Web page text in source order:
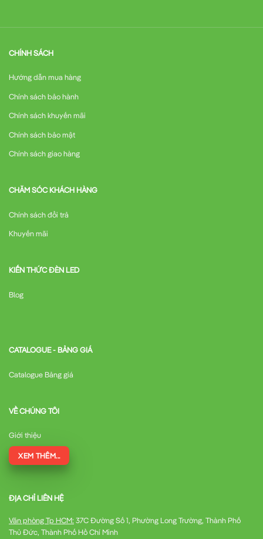
CHÍNH SÁCH
Hướng dẫn mua hàng
Chính sách bảo hành
Chính sách khuyến mãi
Chính sách bảo mật
Chính sách giao hàng
CHĂM SÓC KHÁCH HÀNG
Chính sách đổi trả
Khuyến mãi
KIẾN THỨC ĐÈN LED
Blog
CATALOGUE - BẢNG GIÁ
Catalogue Bảng giá
VỀ CHÚNG TÔI
Giới thiệu
XEM THÊM...
ĐỊA CHỈ LIÊN HỆ
Văn phòng Tp HCM: 37C Đường Số 1, Phường Long Trường, Thành Phố
Thủ Đức, Thành Phố Hồ Chí Minh